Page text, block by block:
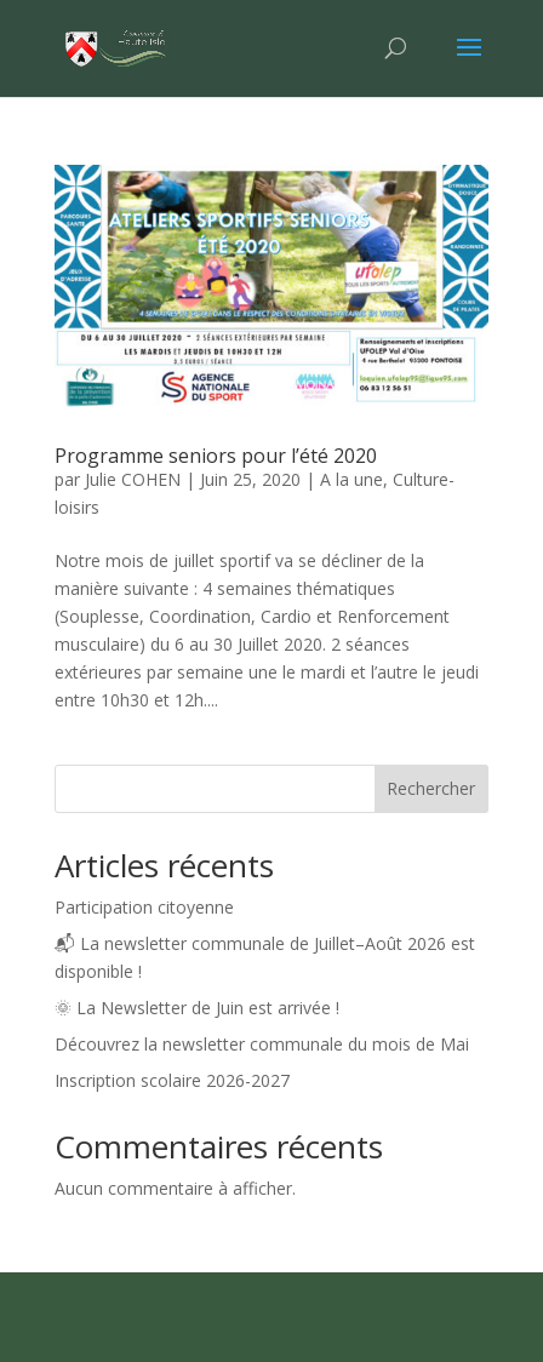
Programme seniors pour l’été 2020
par Julie COHEN | Juin 25, 2020 | A la une, Culture-
loisirs
Notre mois de juillet sportif va se décliner de la
manière suivante : 4 semaines thématiques
(Souplesse, Coordination, Cardio et Renforcement
musculaire) du 6 au 30 Juillet 2020. 2 séances
extérieures par semaine une le mardi et l’autre le jeudi
entre 10h30 et 12h....
Rechercher
Articles récents
Participation citoyenne
📬 La newsletter communale de Juillet–Août 2026 est
disponible !
🌞 La Newsletter de Juin est arrivée !
Découvrez la newsletter communale du mois de Mai
Inscription scolaire 2026-2027
Commentaires récents
Aucun commentaire à afficher.